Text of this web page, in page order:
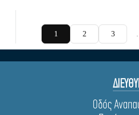
1 2 3
Οδός